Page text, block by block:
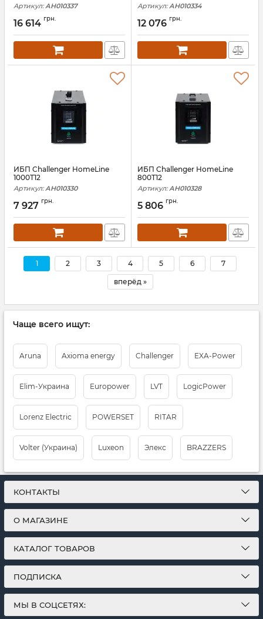
Артикул: АН010337
16 614 грн.
Артикул: АН010334
12 076 грн.
ИБП Challenger HomeLine
1000T12
Артикул: АН010330
7 927 грн.
ИБП Challenger HomeLine
800T12
Артикул: АН010328
5 806 грн.
1 2 3 4 5 6 7
вперёд »
Чаще всего ищут:
Aruna Axioma energy Challenger EXA-Power
Elim-Украина Europower LVT LogicPower
Lorenz Electric POWERSET RITAR
Volter (Украина) Luxeon Элекс BRAZZERS
КОНТАКТЫ
О МАГАЗИНЕ
КАТАЛОГ ТОВАРОВ
ПОДПИСКА
МЫ В СОЦСЕТЯХ: